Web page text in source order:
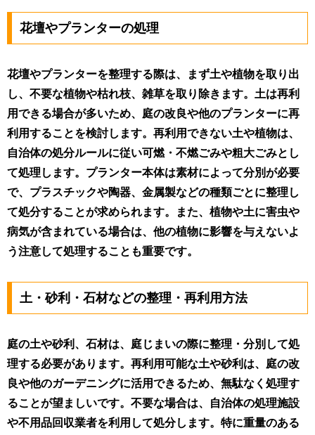
花壇やプランターの処理
花壇やプランターを整理する際は、まず土や植物を取り出
し、不要な植物や枯れ枝、雑草を取り除きます。土は再利
用できる場合が多いため、庭の改良や他のプランターに再
利用することを検討します。再利用できない土や植物は、
自治体の処分ルールに従い可燃・不燃ごみや粗大ごみとし
て処理します。プランター本体は素材によって分別が必要
で、プラスチックや陶器、金属製などの種類ごとに整理し
て処分することが求められます。また、植物や土に害虫や
病気が含まれている場合は、他の植物に影響を与えないよ
う注意して処理することも重要です。
土・砂利・石材などの整理・再利用方法
庭の土や砂利、石材は、庭じまいの際に整理・分別して処
理する必要があります。再利用可能な土や砂利は、庭の改
良や他のガーデニングに活用できるため、無駄なく処理す
ることが望ましいです。不要な場合は、自治体の処理施設
や不用品回収業者を利用して処分します。特に重量のある